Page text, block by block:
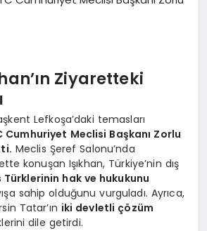
Ziyaretteki
Lefkoşa’daki temasları
Cumhuriyet Meclisi Başkanı Zorlu
Meclis Şeref Salonu’nda
konuşan Işıkhan, Türkiye’nin dış
Türklerinin hak ve hukukunu
sahip olduğunu vurguladı. Ayrıca,
Tatar’ın iki devletli çözüm
dile getirdi.